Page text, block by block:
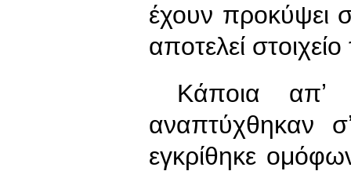
έχουν προκύψει
αποτελεί
Κάποια απʼ
αναπτύχθηκαν
εγκρίθηκε